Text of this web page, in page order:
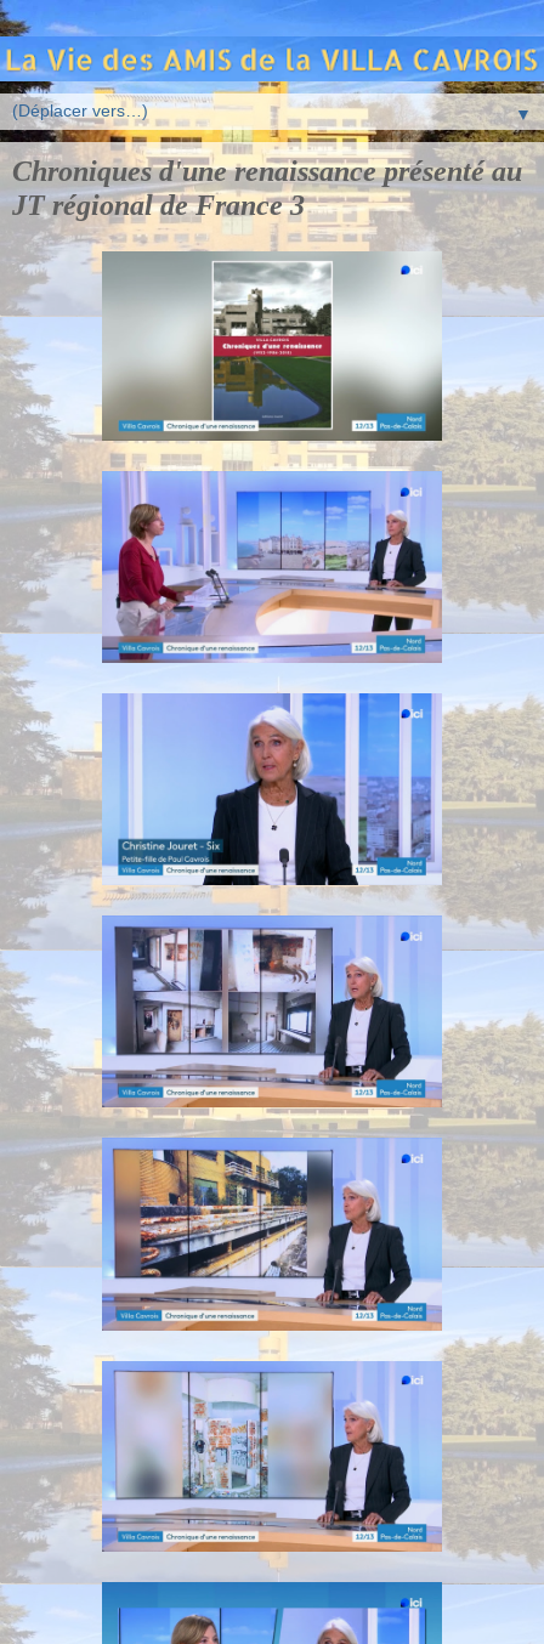
▼
Chroniques d'une renaissance présenté au
JT régional de France 3